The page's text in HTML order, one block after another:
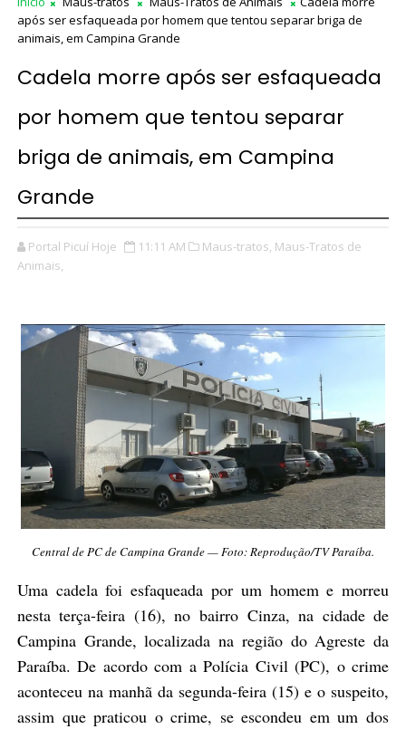
após ser esfaqueada por homem que tentou separar briga de
animais, em Campina Grande
Cadela morre após ser esfaqueada
por homem que tentou separar
briga de animais, em Campina
Grande
Portal Picuí Hoje 11:11 AM Maus-tratos, Maus-Tratos de
Animais,
Central de PC de Campina Grande — Foto: Reprodução/TV Paraíba.
Uma cadela foi esfaqueada por um homem e morreu
nesta terça-feira (16), no bairro Cinza, na cidade de
Campina Grande, localizada na região do Agreste da
Paraíba. De acordo com a Polícia Civil (PC), o crime
aconteceu na manhã da segunda-feira (15) e o suspeito,
assim que praticou o crime, se escondeu em um dos